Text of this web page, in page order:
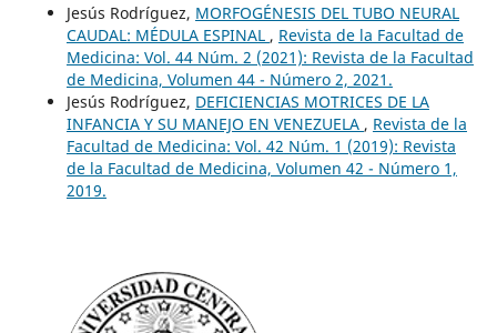
Jesús Rodríguez, MORFOGÉNESIS DEL TUBO NEURAL
CAUDAL: MÉDULA ESPINAL , Revista de la Facultad de
Medicina: Vol. 44 Núm. 2 (2021): Revista de la Facultad
de Medicina, Volumen 44 - Número 2, 2021.
Jesús Rodríguez, DEFICIENCIAS MOTRICES DE LA
INFANCIA Y SU MANEJO EN VENEZUELA , Revista de la
Facultad de Medicina: Vol. 42 Núm. 1 (2019): Revista
de la Facultad de Medicina, Volumen 42 - Número 1,
2019.